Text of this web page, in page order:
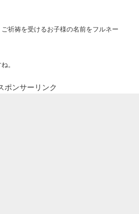
祈祷を受けるお子様の名前をフルネー
。
ポンサーリンク